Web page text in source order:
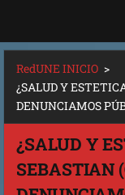
RedUNE INICIO >
¿SALUD Y
DENUNCIAMOS
¿SALUD Y
SEBASTIAN